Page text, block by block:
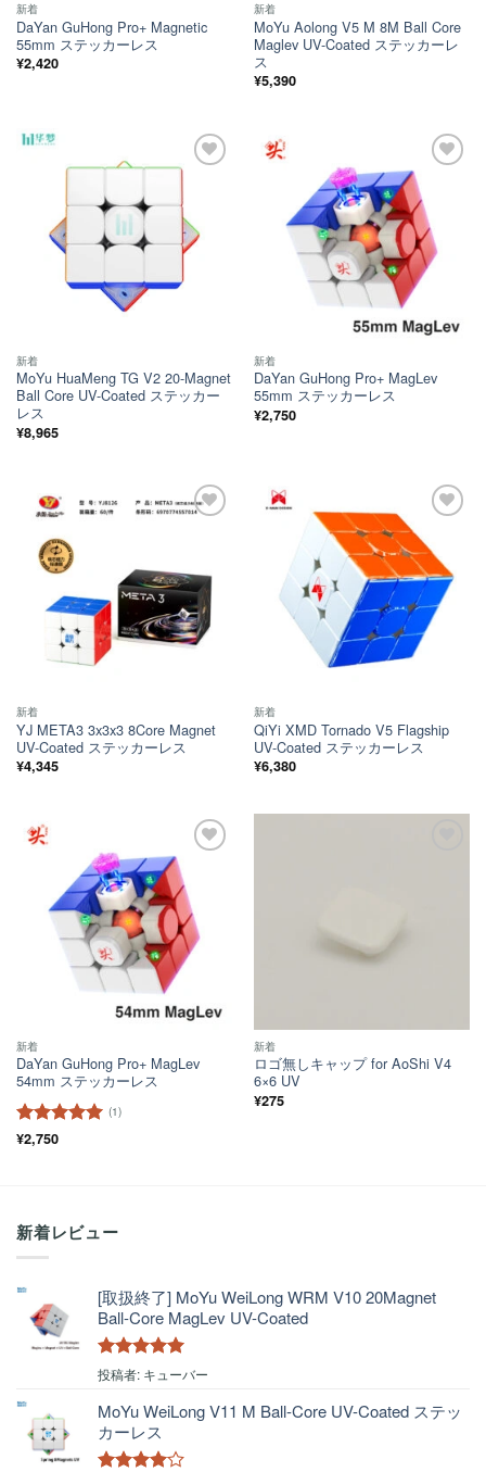
新着
DaYan GuHong Pro+ Magnetic
55mm ステッカーレス
¥2,420
新着
MoYu Aolong V5 M 8M Ball Core
Maglev UV-Coated ステッカーレ
ス
¥5,390
新着
MoYu HuaMeng TG V2 20-Magnet
Ball Core UV-Coated ステッカー
レス
¥8,965
新着
DaYan GuHong Pro+ MagLev
55mm ステッカーレス
¥2,750
新着
YJ META3 3x3x3 8Core Magnet
UV-Coated ステッカーレス
¥4,345
新着
QiYi XMD Tornado V5 Flagship
UV-Coated ステッカーレス
¥6,380
新着
DaYan GuHong Pro+ MagLev
54mm ステッカーレス
5段階中
(1)
¥2,750
新着
ロゴ無しキャップ for AoShi V4
6×6 UV
¥275
新着レビュー
[取扱終了] MoYu WeiLong WRM V10 20Magnet
Ball-Core MagLev UV-Coated
5段階中 5 の
投稿者: キューバー
MoYu WeiLong V11 M Ball-Core UV-Coated ステッ
カーレス